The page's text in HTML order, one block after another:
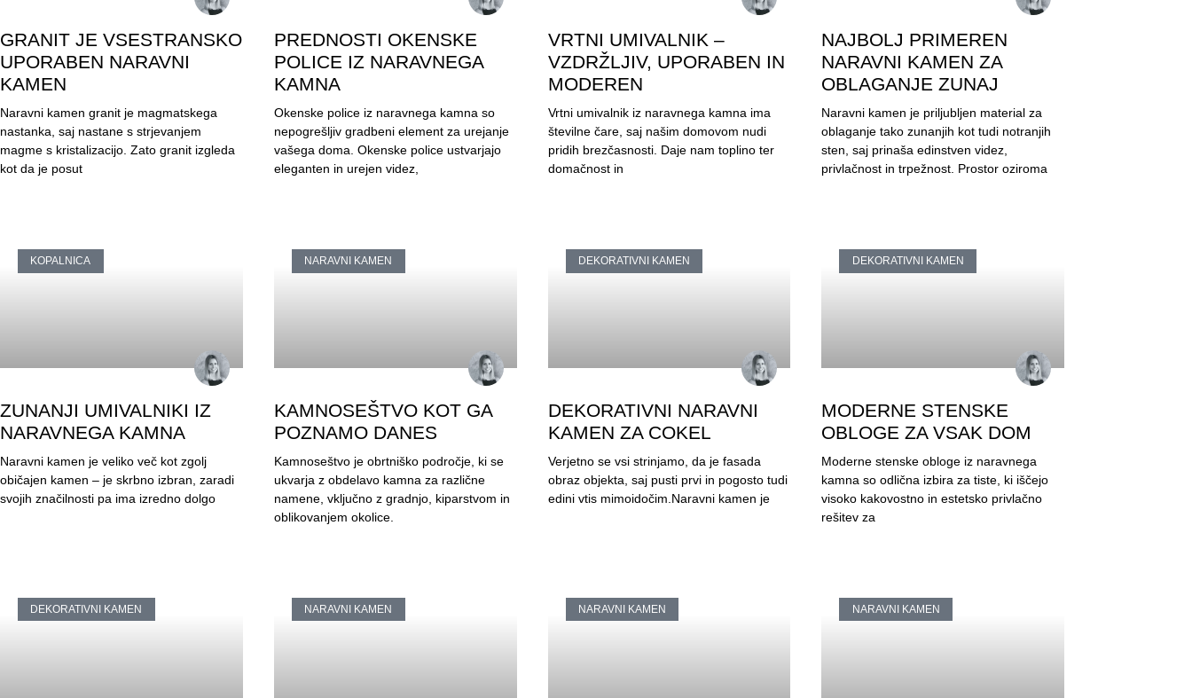
GRANIT JE VSESTRANSKO
UPORABEN NARAVNI
KAMEN
Naravni kamen granit je magmatskega
nastanka, saj nastane s strjevanjem
magme s kristalizacijo. Zato granit izgleda
kot da je posut
PREDNOSTI OKENSKE
POLICE IZ NARAVNEGA
KAMNA
Okenske police iz naravnega kamna so
nepogrešljiv gradbeni element za urejanje
vašega doma. Okenske police ustvarjajo
eleganten in urejen videz,
VRTNI UMIVALNIK –
VZDRŽLJIV, UPORABEN IN
MODEREN
Vrtni umivalnik iz naravnega kamna ima
številne čare, saj našim domovom nudi
pridih brezčasnosti. Daje nam toplino ter
domačnost in
NAJBOLJ PRIMEREN
NARAVNI KAMEN ZA
OBLAGANJE ZUNAJ
Naravni kamen je priljubljen material za
oblaganje tako zunanjih kot tudi notranjih
sten, saj prinaša edinstven videz,
privlačnost in trpežnost. Prostor oziroma
KOPALNICA
ZUNANJI UMIVALNIKI IZ
NARAVNEGA KAMNA
Naravni kamen je veliko več kot zgolj
običajen kamen – je skrbno izbran, zaradi
svojih značilnosti pa ima izredno dolgo
NARAVNI KAMEN
KAMNOSEŠTVO KOT GA
POZNAMO DANES
Kamnoseštvo je obrtniško področje, ki se
ukvarja z obdelavo kamna za različne
namene, vključno z gradnjo, kiparstvom in
oblikovanjem okolice.
DEKORATIVNI KAMEN
DEKORATIVNI NARAVNI
KAMEN ZA COKEL
Verjetno se vsi strinjamo, da je fasada
obraz objekta, saj pusti prvi in pogosto tudi
edini vtis mimoidočim.Naravni kamen je
DEKORATIVNI KAMEN
MODERNE STENSKE
OBLOGE ZA VSAK DOM
Moderne stenske obloge iz naravnega
kamna so odlična izbira za tiste, ki iščejo
visoko kakovostno in estetsko privlačno
rešitev za
DEKORATIVNI KAMEN NARAVNI KAMEN NARAVNI KAMEN NARAVNI KAMEN